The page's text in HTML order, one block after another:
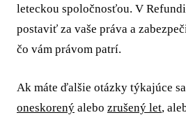
leteckou spoločnosťou. V
postaviť za vaše práva a
čo vám právom patrí.
Ak máte ďalšie otázky týkajúce
oneskorený alebo zrušený let,